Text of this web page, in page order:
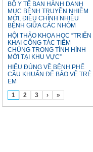
BỘ Y TẾ BAN HÀNH DANH
MỤC BỆNH TRUYỀN NHIỄM
MỚI, ĐIỀU CHỈNH NHIỀU
BỆNH GIỮA CÁC NHÓM
HỘI THẢO KHOA HỌC “TRIỂN
KHAI CÔNG TÁC TIÊM
CHỦNG TRONG TÌNH HÌNH
MỚI TẠI KHU VỰC”
HIỂU ĐÚNG VỀ BỆNH PHẾ
CẦU KHUẨN ĐỂ BẢO VỆ TRẺ
EM
1
2 3 › »